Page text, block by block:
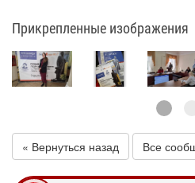
Прикрепленные изображения
« Вернуться назад Все